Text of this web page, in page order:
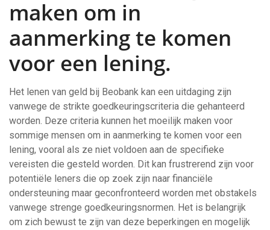
maken om in
aanmerking te komen
voor een lening.
Het lenen van geld bij Beobank kan een uitdaging zijn
vanwege de strikte goedkeuringscriteria die gehanteerd
worden. Deze criteria kunnen het moeilijk maken voor
sommige mensen om in aanmerking te komen voor een
lening, vooral als ze niet voldoen aan de specifieke
vereisten die gesteld worden. Dit kan frustrerend zijn voor
potentiële leners die op zoek zijn naar financiële
ondersteuning maar geconfronteerd worden met obstakels
vanwege strenge goedkeuringsnormen. Het is belangrijk
om zich bewust te zijn van deze beperkingen en mogelijk